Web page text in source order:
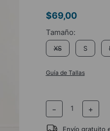
$69,00
XS S
Guía de Tallas
＋
－
Envío gratuito